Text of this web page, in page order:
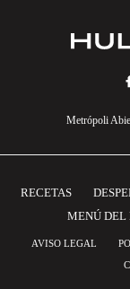
Metrópoli
RECETAS
MENÚ DEL
AVISO LEGAL